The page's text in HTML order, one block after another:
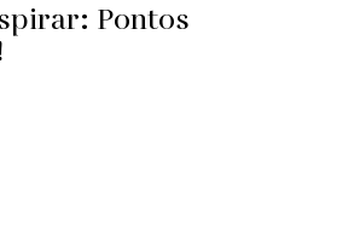
Pontos